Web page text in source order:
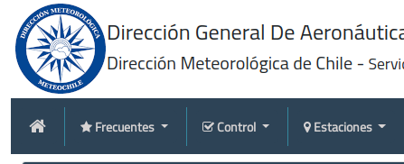
Frecuentes Control Estaciones